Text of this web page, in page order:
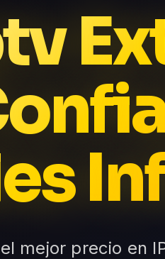
mejor precio en